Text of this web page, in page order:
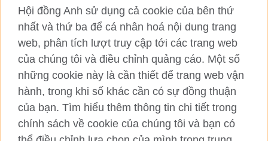
RSS TikTok
Hội đồng Anh toàn cầu
Bảo mật thông tin và quy định sử dụng
Cookie
Sơ đồ trang
Hội đồng Anh sử dụng cả cookie của bên thứ
nhất và thứ ba để cá nhân hoá nội dung trang
web, phân tích lượt truy cập tới các trang web
của chúng tôi và điều chỉnh quảng cáo. Một số
những cookie này là cần thiết để trang web vận
hành, trong khi số khác cần có sự đồng thuận
của bạn. Tìm hiểu thêm thông tin chi tiết trong
chính sách về cookie của chúng tôi và bạn có